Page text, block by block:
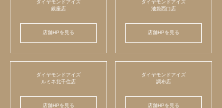
ダイヤモンドアイズ
銀座店
店舗HPを見る
ダイヤモンドアイズ
池袋西口店
店舗HPを見る
ダイヤモンドアイズ
ルミネ北千住店
店舗HPを見る
ダイヤモンドアイズ
調布店
店舗HPを見る